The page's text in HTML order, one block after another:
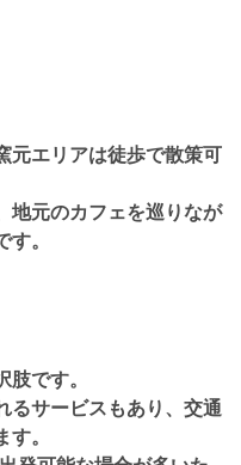
元エリアは徒歩で散策可
地元のカフェを巡りなが
。
です。
るサービスもあり、交通
。